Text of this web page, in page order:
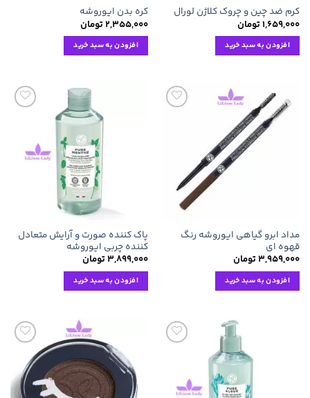
کرم ضد چین و چروک کلاژن لورال
۱,۶۵۹,۰۰۰تومان
افزودن به سبد خرید
کره بدن ایوروشه
۲,۳۵۵,۰۰۰تومان
افزودن به سبد خرید
مداد ابرو گیاهی ایوروشه رنگ
قهوه ای
۳,۹۵۹,۰۰۰تومان
افزودن به سبد خرید
مندی
ها
پاک کننده صورت و آرایش متعادل
کننده چربی ایوروشه
۳,۸۹۹,۰۰۰تومان
افزودن به سبد خرید
مندی
ها
افزودن
به
علاقه
مندی
ها